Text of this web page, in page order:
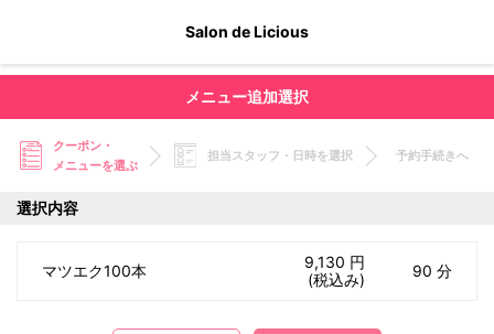
Salon de Licious
メニュー追加選択
クーポン・
メニューを選ぶ
担当スタッフ・日時を選択 予約手続きへ
選択内容
マツエク100本
9,130 円
(税込み)
90 分